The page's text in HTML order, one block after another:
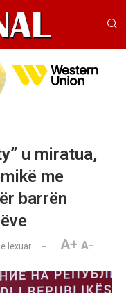
u miratua,
me
barrën
e lexuar A+ A-